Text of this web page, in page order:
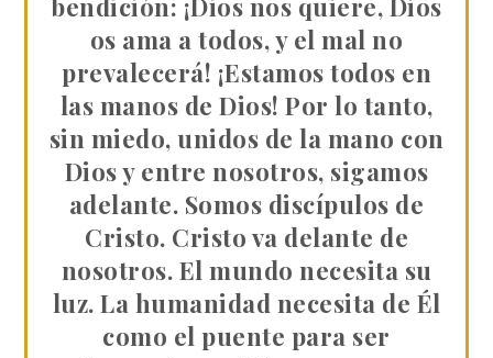
bendición: ¡Dios nos quiere, Dios
os ama a todos, y el mal no
prevalecerá! ¡Estamos todos en
las manos de Dios! Por lo tanto,
sin miedo, unidos de la mano con
Dios y entre nosotros, sigamos
adelante. Somos discípulos de
Cristo. Cristo va delante de
nosotros. El mundo necesita su
luz. La humanidad necesita de Él
como el puente para ser